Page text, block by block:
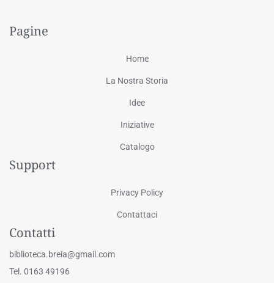
Pagine
Home
La Nostra Storia
Idee
Iniziative
Catalogo
Support
Privacy Policy
Contattaci
Contatti
biblioteca.breia@gmail.com
Tel. 0163 49196